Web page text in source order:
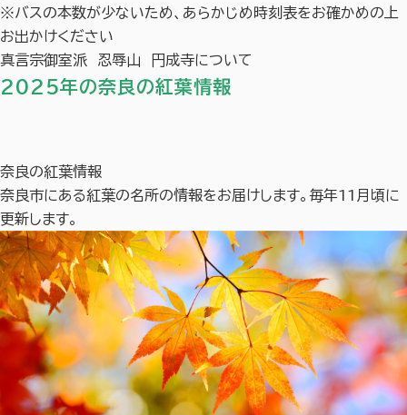
※バスの本数が少ないため、あらかじめ時刻表をお確かめの上
お出かけください
真言宗御室派 忍辱山 円成寺について
2025年の奈良の紅葉情報
奈良の紅葉情報
奈良市にある紅葉の名所の情報をお届けします。毎年11月頃に
更新します。